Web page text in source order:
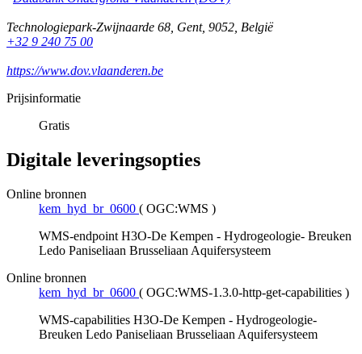
Technologiepark-Zwijnaarde 68, Gent, 9052, België
+32 9 240 75 00
https://www.dov.vlaanderen.be
Prijsinformatie
Gratis
Digitale leveringsopties
Online bronnen
kem_hyd_br_0600 ( OGC:WMS )
WMS-endpoint H3O-De Kempen - Hydrogeologie- Breuken
Ledo Paniseliaan Brusseliaan Aquifersysteem
Online bronnen
kem_hyd_br_0600 ( OGC:WMS-1.3.0-http-get-capabilities )
WMS-capabilities H3O-De Kempen - Hydrogeologie-
Breuken Ledo Paniseliaan Brusseliaan Aquifersysteem